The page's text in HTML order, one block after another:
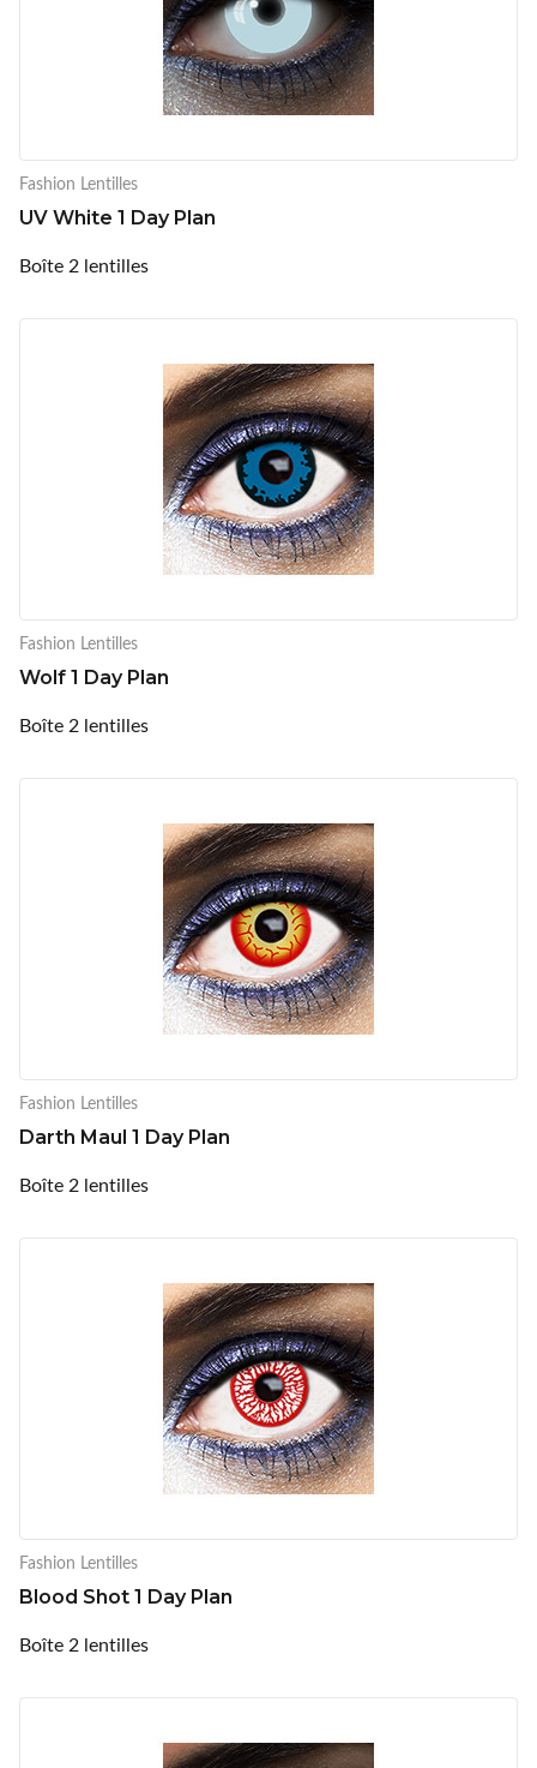
Fashion Lentilles
UV White 1 Day Plan
Boîte 2 lentilles
Fashion Lentilles
Wolf 1 Day Plan
Boîte 2 lentilles
Fashion Lentilles
Darth Maul 1 Day Plan
Boîte 2 lentilles
Fashion Lentilles
Blood Shot 1 Day Plan
Boîte 2 lentilles